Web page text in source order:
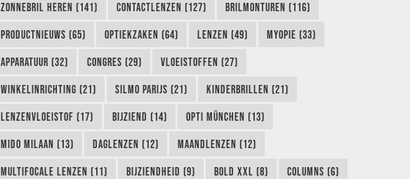
ZONNEBRIL HEREN (141) CONTACTLENZEN (127) BRILMONTUREN (116)
PRODUCTNIEUWS (65) OPTIEKZAKEN (64) LENZEN (49) MYOPIE (33)
APPARATUUR (32) CONGRES (29) VLOEISTOFFEN (27)
WINKELINRICHTING (21) SILMO PARIJS (21) KINDERBRILLEN (21)
LENZENVLOEISTOF (17) BIJZIEND (14) OPTI MÜNCHEN (13)
MIDO MILAAN (13) DAGLENZEN (12) MAANDLENZEN (12)
MULTIFOCALE LENZEN (11) BIJZIENDHEID (9) BOLD XXL (8) COLUMNS (6)